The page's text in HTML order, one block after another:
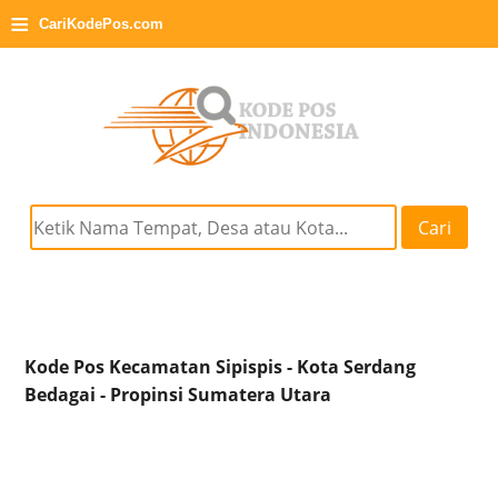
≡ CariKodePos.com
Cari
Kode Pos Kecamatan Sipispis - Kota Serdang
Bedagai - Propinsi Sumatera Utara